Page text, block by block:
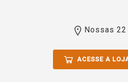
Nossas
ACESSE A